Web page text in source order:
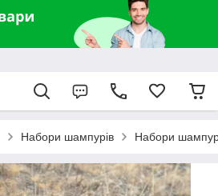
Набори шампурів Набори